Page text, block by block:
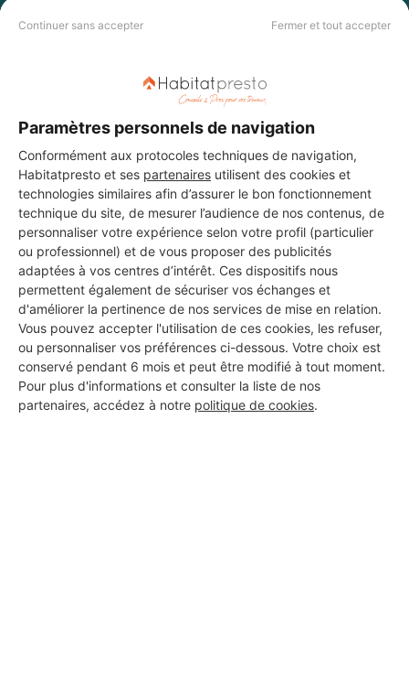
Continuer sans accepter Fermer et tout accepter
Paramètres personnels de navigation
Conformément aux protocoles techniques de navigation,
Habitatpresto et ses partenaires utilisent des cookies et
technologies similaires afin d’assurer le bon fonctionnement
technique du site, de mesurer l’audience de nos contenus, de
personnaliser votre expérience selon votre profil (particulier
ou professionnel) et de vous proposer des publicités
adaptées à vos centres d’intérêt. Ces dispositifs nous
permettent également de sécuriser vos échanges et
d'améliorer la pertinence de nos services de mise en relation.
Vous pouvez accepter l'utilisation de ces cookies, les refuser,
ou personnaliser vos préférences ci-dessous. Votre choix est
conservé pendant 6 mois et peut être modifié à tout moment.
Pour plus d'informations et consulter la liste de nos
partenaires, accédez à notre politique de cookies.
PAS LE TEMPS DE
Vous souhaitez réaliser des travaux et ne savez quel professionnel
choisir ? Demandez des devis travauxauprès de notre réseau de 5 000
professionnels partout en France.
DEMANDER UN DEVIS